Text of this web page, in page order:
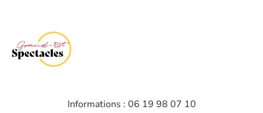
Informations : 06 19 98 07 10